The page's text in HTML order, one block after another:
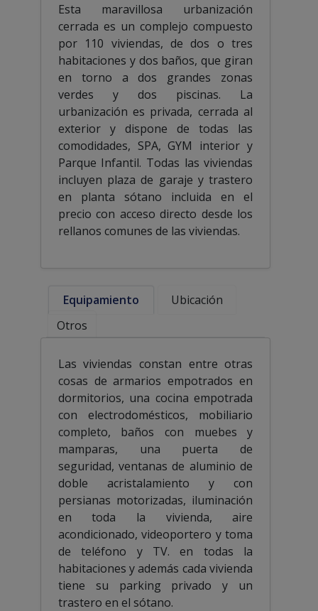
Esta maravillosa urbanización
cerrada es un complejo compuesto
por 110 viviendas, de dos o tres
habitaciones y dos baños, que giran
en torno a dos grandes zonas
verdes y dos piscinas. La
urbanización es privada, cerrada al
exterior y dispone de todas las
comodidades, SPA, GYM interior y
Parque Infantil. Todas las viviendas
incluyen plaza de garaje y trastero
en planta sótano incluida en el
precio con acceso directo desde los
rellanos comunes de las viviendas.
Equipamiento
Ubicación
Otros
Las viviendas constan entre otras
cosas de armarios empotrados en
dormitorios, una cocina empotrada
con electrodomésticos, mobiliario
completo, baños con muebes y
mamparas, una puerta de
seguridad, ventanas de aluminio de
doble acristalamiento y con
persianas motorizadas, iluminación
en toda la vivienda, aire
acondicionado, videoportero y toma
de teléfono y TV. en todas la
habitaciones y además cada vivienda
tiene su parking privado y un
trastero en el sótano.